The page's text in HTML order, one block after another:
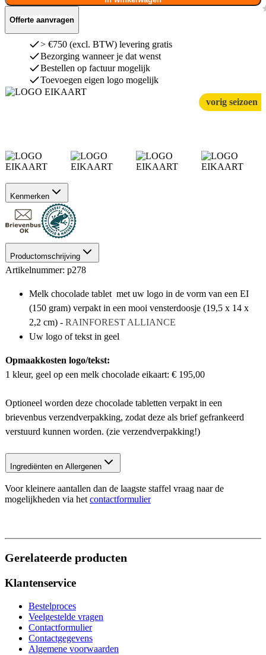
Offerte aanvragen
> €750 (excl. BTW) levering gratis
Bezorging wanneer je dat wenst
Bestellen op factuur mogelijk
Toevoegen eigen logo mogelijk
vorig seizoen
Kenmerken
Productomschrijving
Artikelnummer: p278
Melk chocolade tablet met uw logo in de vorm van een EI
(150 gram) verpakt in een mooi vensterdoosje (19,5 x 14 x
2,2 cm) - RAINFOREST ALLIANCE
Uw logo of tekst in geel
Opmaakkosten logo/tekst:
1 kleur, geel op een melk chocolade eikaart: € 195,00
Optioneel worden deze chocolade tabletten verpakt in een
brievenbus verzendverpakking, zodat deze als brief gefrankeerd
verstuurd kunnen worden. (zie verzendverpakking!)
Ingrediënten en Allergenen
Voor kleinere aantallen dan de laagste staffel vraag naar de
mogelijkheden via hetcontactformulier
Gerelateerde producten
Klantenservice
Bestelproces
Veelgestelde vragen
Contactformulier
Contactgegevens
Algemene voorwaarden